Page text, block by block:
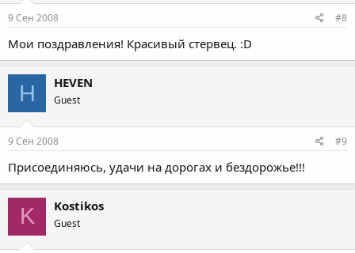
9 Сен 2008 #8
Мои поздравления! Красивый стервец. :D
H HEVEN
Guest
9 Сен 2008 #9
Присоединяюсь, удачи на дорогах и бездорожье!!!
K Kostikos
Guest